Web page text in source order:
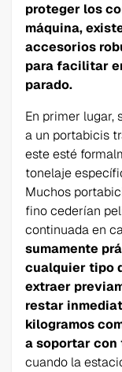
proteger los
máquina,
accesorios
para facilitar
parado.
En primer lugar,
a un portabicis
este esté
tonelaje
Muchos
fino cederían
continuada en
sumamente
cualquier tipo
extraer
restar
kilogramos
a soportar con
cuando la